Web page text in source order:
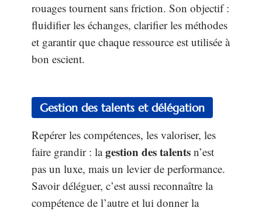
rouages tournent sans friction. Son objectif :
fluidifier les échanges, clarifier les méthodes
et garantir que chaque ressource est utilisée à
bon escient.
Gestion des talents et délégation
Repérer les compétences, les valoriser, les
faire grandir : lagestion des talents n’est
pas un luxe, mais un levier de performance.
Savoir déléguer, c’est aussi reconnaître la
compétence de l’autre et lui donner la